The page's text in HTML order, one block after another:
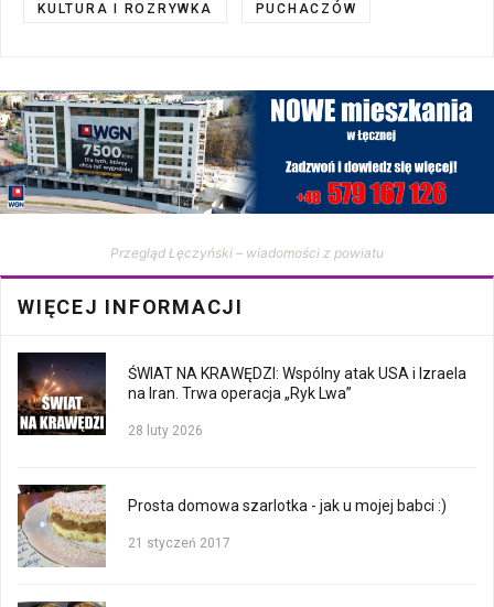
KULTURA I ROZRYWKA PUCHACZÓW
Przegląd Łęczyński – wiadomości z powiatu
WIĘCEJ INFORMACJI
ŚWIAT NA KRAWĘDZI: Wspólny atak USA i Izraela
na Iran. Trwa operacja „Ryk Lwa”
28 luty 2026
Prosta domowa szarlotka - jak u mojej babci :)
21 styczeń 2017